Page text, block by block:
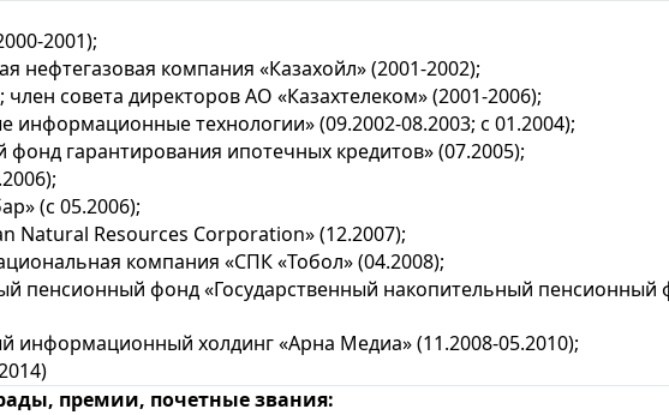
2001);
нефтегазовая компания «Казахойл» (2001-2002);
совета директоров АО «Казахтелеком» (2001-2006);
технологии» (09.2002-08.2003; с 01.2004);
фонд гарантирования ипотечных кредитов» (07.2005);
(с 05.2006);
Natural Resources Corporation» (12.2007);
компания «СПК «Тобол» (04.2008);
пенсионный фонд «Государственный накопительный пенсионный
информационный холдинг «Арна Медиа» (11.2008-05.2010);
премии, почетные звания: